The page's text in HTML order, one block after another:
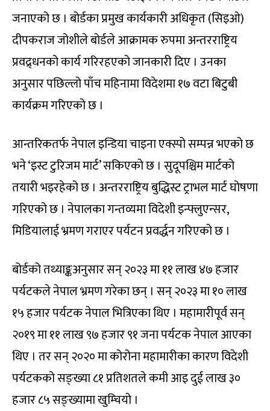
जनाएको छ । बोर्डका प्रमुख कार्यकारी अधिकृत (सिइओ)
दीपकराज जोशीले बोर्डले आक्रामक रुपमा अन्तरराष्ट्रिय
प्रवद्र्धनको कार्य गरिरहएको जानकारी दिए । उनका
अनुसार पछिल्लो पाँच महिनामा विदेशमा १७ वटा बिटुबी
कार्यक्रम गरिएको छ ।
आन्तरिकतर्फ नेपाल इन्डिया चाइना एक्स्पो सम्पन्न भएको छ
भने ‘इस्ट टुरिजम मार्ट’ सकिएको छ । सुदूपश्चिम मार्टको
तयारी भइरहेको छ । अन्तरराष्ट्रिय बुद्धिस्ट ट्राभल मार्ट घोषणा
गरिएको छ । नेपालका गन्तव्यमा विदेशी इन्फ्लुएन्सर,
मिडियालाई भ्रमण गराएर पर्यटन प्रवर्द्धन गरिएको छ ।
बोर्डको तथ्याङ्कअनुसार सन् २०२३ मा ११ लाख ४७ हजार
पर्यटकले नेपाल भ्रमण गरेका छन् । सन् २०२३ मा १० लाख
१५ हजार पर्यटक नेपाल भित्रिएका थिए । महामारीपूर्व सन्
२०१९ मा ११ लाख ९७ हजार ९१ जना पर्यटक नेपाल आएका
थिए । तर सन् २०२० मा कोरोना महामारीका कारण विदेशी
पर्यटकको सङ्ख्या ८१ प्रतिशतले कमी आइ दुई लाख ३०
हजार ८५ सङ्ख्यामा खुम्चियो ।